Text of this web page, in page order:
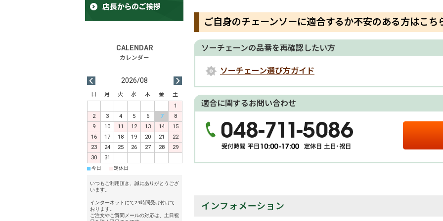
ご自身のチェーンソーに適合するか不安のある方はこち
ソーチェーンの品番を再確認したい方
ソーチェーン選び方ガイド
適合に関するお問い合わせ
インフォメーション
2026/08
日 月 火 水 木 金
土
1
2
3 4 5 6 7
8
9
10 11 12 13 14
15
16
17 18 19 20 21
22
23
24 25 26 27 28
29
30
31
■今日 定休日
いつもご利用頂き、誠にありがとうござ
います。
インターネットにて24時間受け付けて
おります。
ご注文やご質問メールの対応は、土日祝